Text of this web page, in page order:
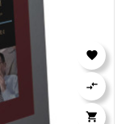


